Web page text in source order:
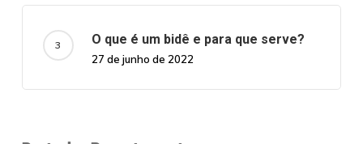
O que é um bidê e para que serve?
27 de junho de 2022